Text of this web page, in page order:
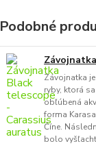
Podobné
Závojnatka
ryby, ktorá
obľúbená
forma
Číne.
bolo